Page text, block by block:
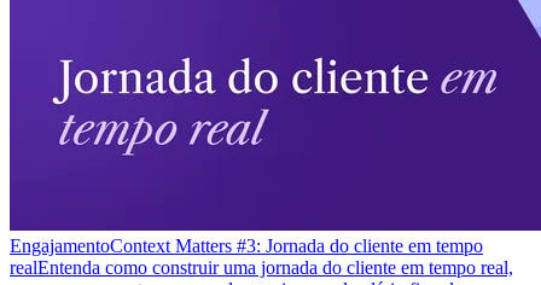
EngajamentoContext Matters #3: Jornada do cliente em tempo
realEntenda como construir uma jornada do cliente em tempo real,